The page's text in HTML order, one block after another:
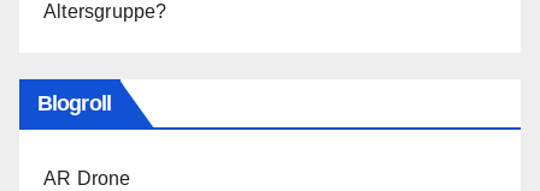
Altersgruppe?
Blogroll
AR Drone